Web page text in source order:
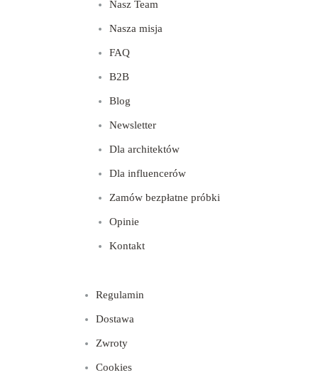
Nasz Team
Nasza misja
FAQ
B2B
Blog
Newsletter
Dla architektów
Dla influencerów
Zamów bezpłatne próbki
Opinie
Kontakt
Regulamin
Dostawa
Zwroty
Cookies